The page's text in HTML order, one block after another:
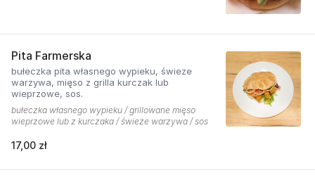
Pita Farmerska
bułeczka pita własnego wypieku, świeze
warzywa, mięso z grilla kurczak lub
wieprzowe, sos.
bułeczka własnego wypieku / grillowane mięso
wieprzowe lub z kurczaka / świeże warzywa / sos
17,00 zł